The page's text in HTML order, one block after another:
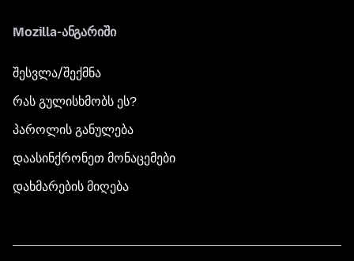
Mozilla-ანგარიში
შესვლა/შექმნა
რას გულისხმობს ეს?
პაროლის განულება
დაასინქრონეთ მონაცემები
დახმარების მიღება